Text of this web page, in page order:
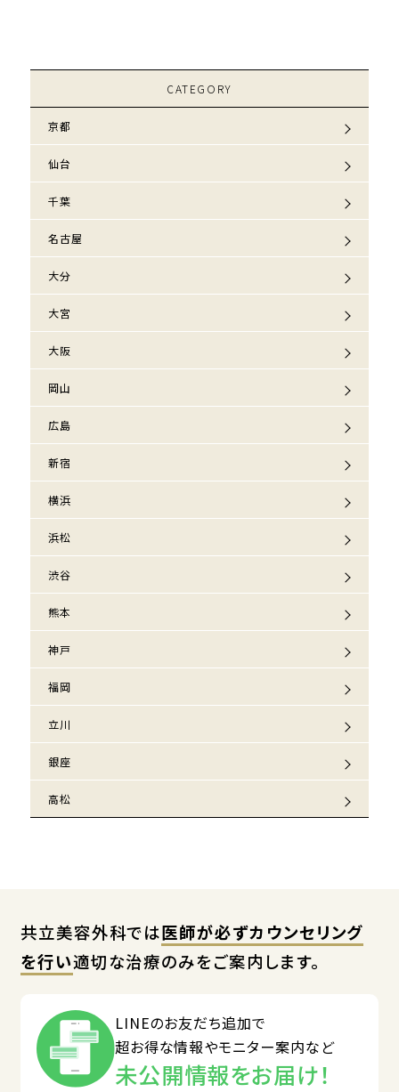
CATEGORY
京都
仙台
千葉
名古屋
大分
大宮
大阪
岡山
広島
新宿
横浜
浜松
渋谷
熊本
神戸
福岡
立川
銀座
高松
共立美容外科では医師が必ずカウンセリング
を行い適切な治療のみをご案内します。
LINEのお友だち追加で
超お得な情報やモニター案内など
未公開情報をお届け！